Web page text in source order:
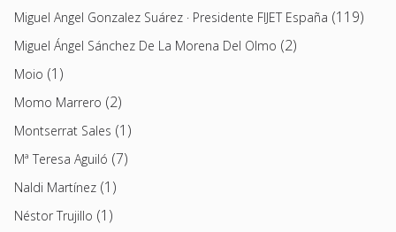
Miguel Angel Gonzalez Suárez · Presidente FIJET España (119)
Miguel Ángel Sánchez De La Morena Del Olmo (2)
Moio (1)
Momo Marrero (2)
Montserrat Sales (1)
Mª Teresa Aguiló (7)
Naldi Martínez (1)
Néstor Trujillo (1)